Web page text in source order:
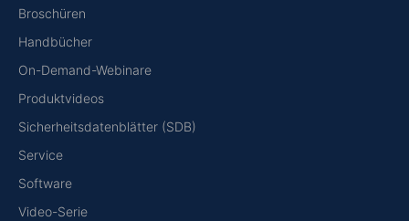
Broschüren
Handbücher
On-Demand-Webinare
Produktvideos
Sicherheitsdatenblätter (SDB)
Service
Software
Video-Serie